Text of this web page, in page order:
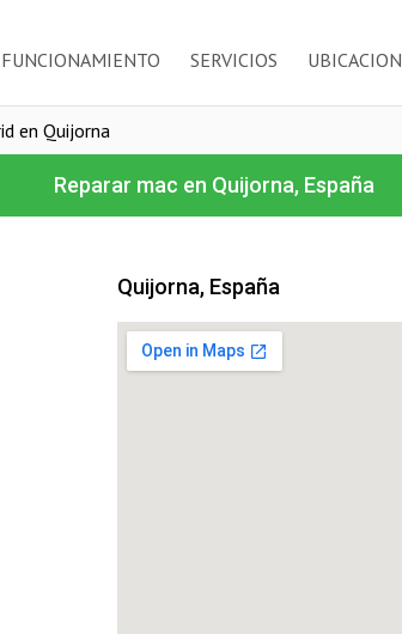
FUNCIONAMIENTO SERVICIOS UBICACION
en Quijorna
Reparar mac en Quijorna, España
Quijorna, España